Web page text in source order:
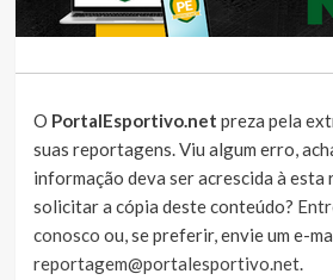
O PortalEsportivo.net preza pela
suas reportagens. Viu algum erro,
informação deva ser acrescida à
solicitar a cópia deste conteúdo?
conosco ou, se preferir, envie um e-
reportagem@portalesportivo.net.